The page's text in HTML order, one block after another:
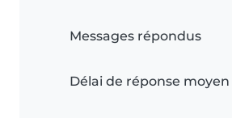
Messages répondus
Délai de réponse moyen